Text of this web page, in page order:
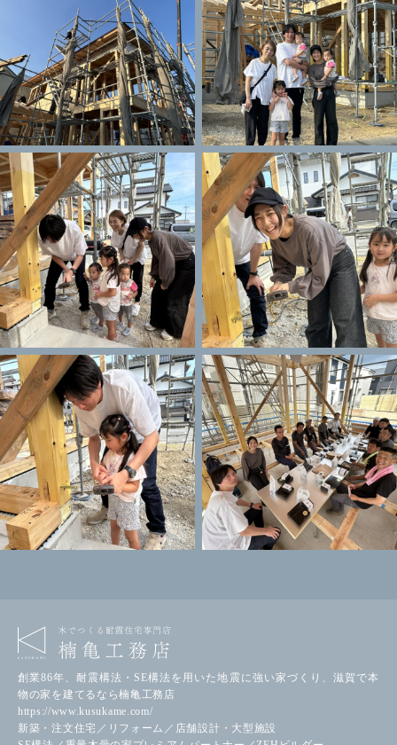
創業86年、耐震構法・SE構法を用いた地震に強い家づくり、滋賀で本
物の家を建てるなら楠亀工務店
https://www.kusukame.com/
新築・注文住宅／リフォーム／店舗設計・大型施設